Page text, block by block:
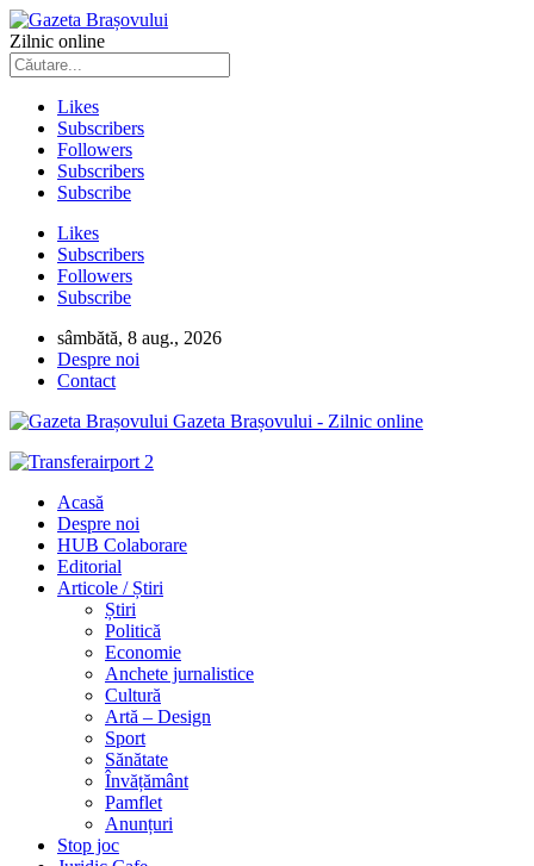
Zilnic online
Likes
Subscribers
Followers
Subscribers
Subscribe
Likes
Subscribers
Followers
Subscribe
sâmbătă, 8 aug., 2026
Despre noi
Contact
Gazeta Brașovului - Zilnic online
Acasă
Despre noi
HUB Colaborare
Editorial
Articole / Știri
Știri
Politică
Economie
Anchete jurnalistice
Cultură
Artă – Design
Sport
Sănătate
Învățământ
Pamflet
Anunțuri
Stop joc